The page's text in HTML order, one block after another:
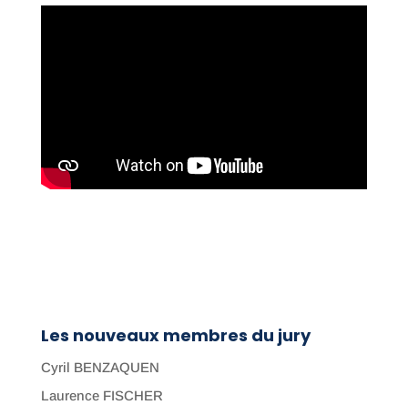
Les nouveaux membres du jury
Cyril BENZAQUEN
Laurence FISCHER